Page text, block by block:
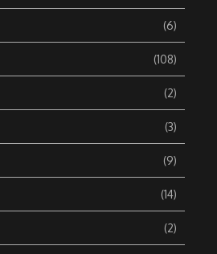
(6)
(108)
(2)
(3)
(9)
(14)
(2)